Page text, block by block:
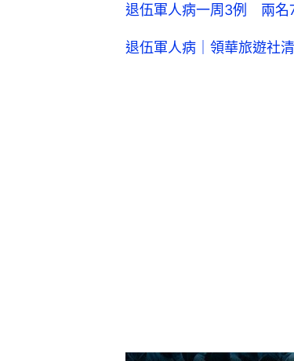
退伍軍人病一周3例 兩名
退伍軍人病｜領華旅遊社